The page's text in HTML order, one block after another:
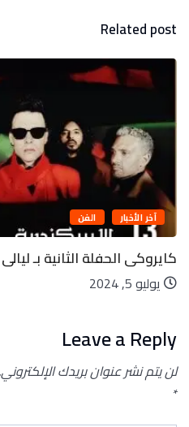
Related post
آخر الأخبار الفن
كايروكى الحفلة الثانية بـ
يوليو 5, 2024
Leave a Reply
لن يتم نشر عنوان بريدك الإلكتروني.
*